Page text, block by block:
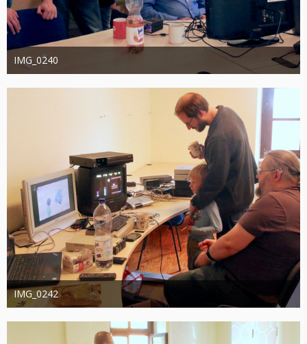
IMG_0240
joachimschwanter
9. Oktober 2023
380
0 0
IMG_0242
joachimschwanter
9. Oktober 2023
391
0 0